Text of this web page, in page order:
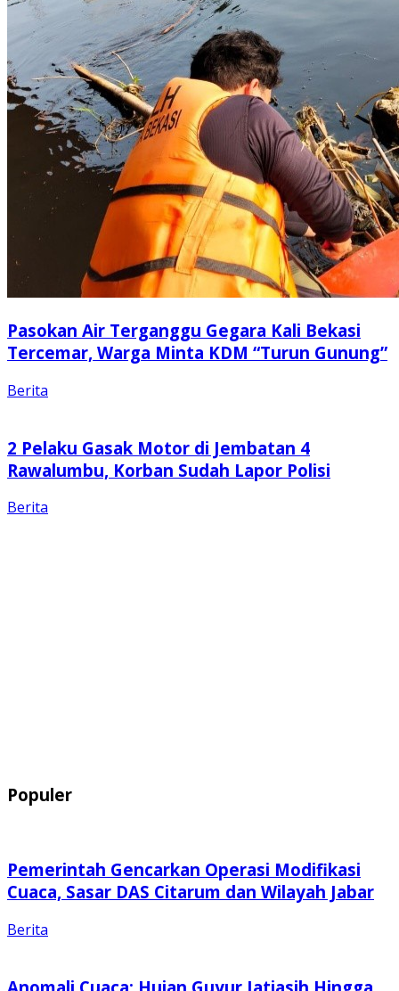
Pasokan Air Terganggu Gegara Kali Bekasi
Tercemar, Warga Minta KDM “Turun Gunung”
Berita
2 Pelaku Gasak Motor di Jembatan 4
Rawalumbu, Korban Sudah Lapor Polisi
Berita
Populer
Pemerintah Gencarkan Operasi Modifikasi
Cuaca, Sasar DAS Citarum dan Wilayah Jabar
Berita